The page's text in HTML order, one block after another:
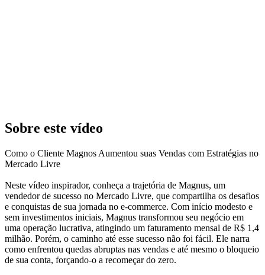
Sobre este vídeo
Como o Cliente Magnos Aumentou suas Vendas com Estratégias no
Mercado Livre
Neste vídeo inspirador, conheça a trajetória de Magnus, um
vendedor de sucesso no Mercado Livre, que compartilha os desafios
e conquistas de sua jornada no e-commerce. Com início modesto e
sem investimentos iniciais, Magnus transformou seu negócio em
uma operação lucrativa, atingindo um faturamento mensal de R$ 1,4
milhão. Porém, o caminho até esse sucesso não foi fácil. Ele narra
como enfrentou quedas abruptas nas vendas e até mesmo o bloqueio
de sua conta, forçando-o a recomeçar do zero.